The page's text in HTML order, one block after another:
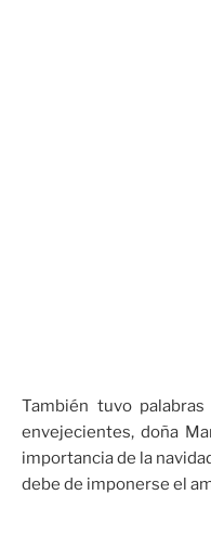
También tuvo
envejecientes, doña
importancia de la
debe de imponerse el